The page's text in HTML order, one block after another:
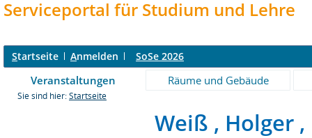
Serviceportal für Studium und Lehre
Startseite Anmelden SoSe 2026
Veranstaltungen Räume und Gebäude
Sie sind hier: Startseite
Weiß , Holger